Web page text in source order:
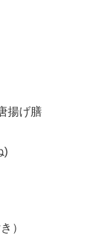
揚げ膳
)
）